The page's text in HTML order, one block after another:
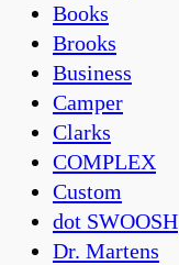
Books
Brooks
Business
Camper
Clarks
COMPLEX
Custom
dot SWOOSH
Dr. Martens